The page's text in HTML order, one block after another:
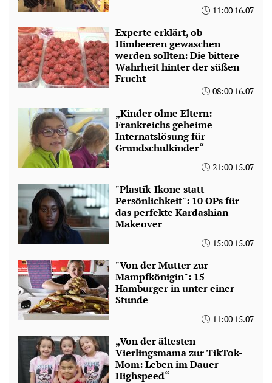
11:00 16.07
Experte erklärt, ob
Himbeeren gewaschen
werden sollten: Die bittere
Wahrheit hinter der süßen
Frucht
08:00 16.07
„Kinder ohne Eltern:
Frankreichs geheime
Internatslösung für
Grundschulkinder“
21:00 15.07
"Plastik-Ikone statt
Persönlichkeit": 10 OPs für
das perfekte Kardashian-
Makeover
15:00 15.07
"Von der Mutter zur
Mampfkönigin": 15
Hamburger in unter einer
Stunde
11:00 15.07
„Von der ältesten
Vierlingsmama zur TikTok-
Mom: Leben im Dauer-
Highspeed“